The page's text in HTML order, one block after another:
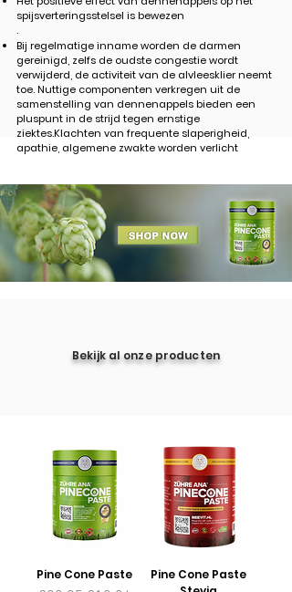
spijsverteringsstelsel is bewezen
.
Bij regelmatige inname worden de darmen
gereinigd, zelfs de oudste congestie wordt
verwijderd, de activiteit van de alvleesklier neemt
toe. Nuttige componenten verkregen uit de
samenstelling van dennenappels bieden een
pluspunt in de strijd tegen ernstige
ziektes.Klachten van frequente slaperigheid,
apathie, algemene zwakte worden verlicht
Bekijk al onze producten
Pine Cone Paste
Pine Cone Paste